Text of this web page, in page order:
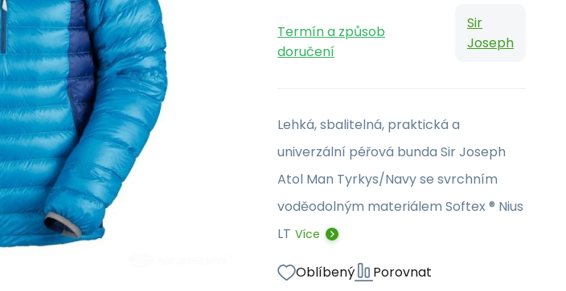
Termín a způsob
doručení
Sir
Joseph
Lehká, sbalitelná, praktická a
univerzální péřová bunda Sir Joseph
Atol Man Tyrkys/Navy se svrchním
voděodolným materiálem Softex ® Nius
LT Více
Oblíbený Porovnat